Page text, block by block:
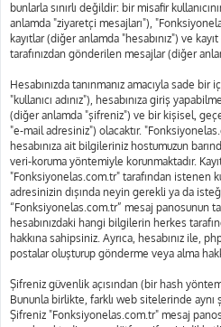
bunlarla sınırlı değildir: bir misafir
anlamda "ziyaretçi mesajları"),
kayıtlar (diğer anlamda "hesabınız") ve
tarafınızdan gönderilen mesajlar (diğer
Hesabınızda tanınmanız amacıyla sade
"kullanıcı adınız"), hesabınıza giriş
(diğer anlamda "şifreniz") ve bir kişisel,
"e-mail adresiniz") olacaktır.
hesabınıza ait bilgileriniz hostumuzun
veri-koruma yöntemiyle korunmaktadır.
"Fonksiyonelas.com.tr" tarafından istenen
adresinizin dışında neyin gerekli ya da
“Fonksiyonelas.com.tr” mesaj panosunun
hesabınızdaki hangi bilgilerin herkes
hakkına sahipsiniz. Ayrıca, hesabınız ile,
postalar oluşturup gönderme veya alma
Şifreniz güvenlik açısından (bir hash
Bununla birlikte, farklı web sitelerinde aynı
Şifreniz "Fonksiyonelas.com.tr" mesaj